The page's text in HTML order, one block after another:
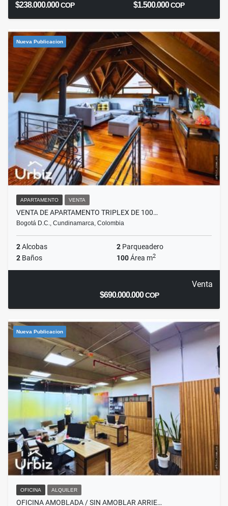
$238.000.000COP $1.500.000COP
Nueva Publicacion
APARTAMENTO VENTA
VENTA DE APARTAMENTO TRIPLEX DE 100…
Bogotá D.C., Cundinamarca, Colombia
2Alcobas 2 Parqueadero
2 Baños 100Área m2
Venta
$690.000.000COP
Nueva Publicacion
OFICINA ALQUILER
OFICINA AMOBLADA / SIN AMOBLAR ARRIE…